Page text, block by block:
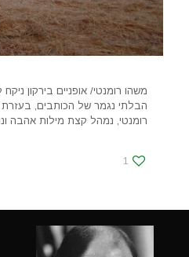
משהו רומנטי/ אופניים בירקון ניקח
הבלתי נגמר של הכותבים,
רומנטי, נמהל קצת מילות אהבה
1